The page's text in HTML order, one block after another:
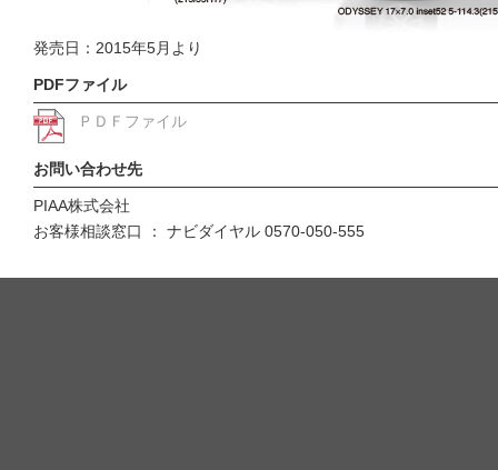
発売日：2015年5月より
PDFファイル
ＰＤＦファイル
お問い合わせ先
PIAA株式会社
お客様相談窓口 ： ナビダイヤル 0570-050-555